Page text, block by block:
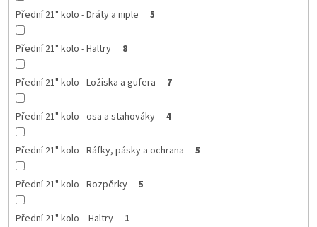
Přední 21" kolo - Dráty a niple 5
Přední 21" kolo - Haltry 8
Přední 21" kolo - Ložiska a gufera 7
Přední 21" kolo - osa a stahováky 4
Přední 21" kolo - Ráfky, pásky a ochrana 5
Přední 21" kolo - Rozpěrky 5
Přední 21" kolo – Haltry 1